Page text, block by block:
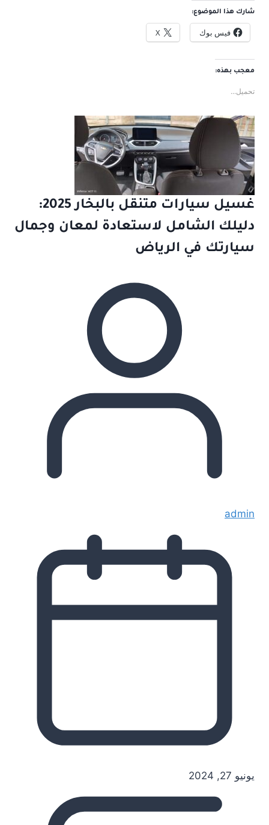
شارك هذا الموضوع:
فيس بوك X
معجب بهذه:
تحميل...
غسيل سيارات متنقل بالبخار 2025:
دليلك الشامل لاستعادة لمعان وجمال
سيارتك في الرياض
admin
يونيو 27, 2024